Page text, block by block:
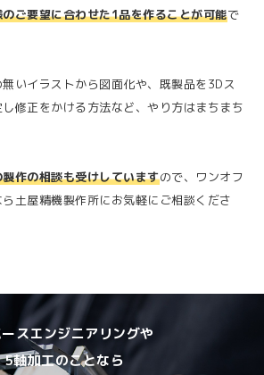
ご要望に合わせた1品を作ることが可能で
いイラストから図面化や、既製品を3Dス
修正をかける方法など、やり方はまちまち
作の相談も受けしていますので、ワンオフ
土屋精機製作所にお気軽にご相談くださ
スエンジニアリングや
5軸加工のことなら